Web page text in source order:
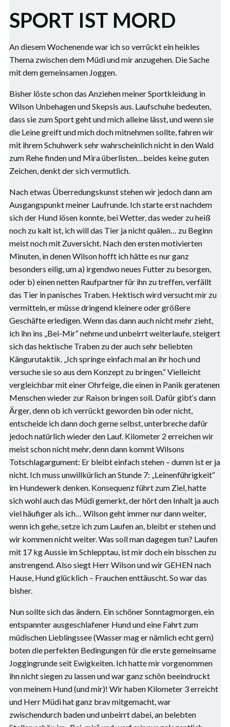
SPORT IST MORD
An diesem Wochenende war ich so verrückt ein heikles
Thema zwischen dem Müdi und mir anzugehen. Die Sache
mit dem gemeinsamen Joggen.
Bisher löste schon das Anziehen meiner Sportkleidung in
Wilson Unbehagen und Skepsis aus. Laufschuhe bedeuten,
dass sie zum Sport geht und mich alleine lässt, und wenn sie
die Leine greift und mich doch mitnehmen sollte, fahren wir
mit ihrem Schuhwerk sehr wahrscheinlich nicht in den Wald
zum Rehe finden und Mira überlisten…beides keine guten
Zeichen, denkt der sich vermutlich.
Nach etwas Überredungskunst stehen wir jedoch dann am
Ausgangspunkt meiner Laufrunde. Ich starte erst nachdem
sich der Hund lösen konnte, bei Wetter, das weder zu heiß
noch zu kalt ist, ich will das Tier ja nicht quälen… zu Beginn
meist noch mit Zuversicht. Nach den ersten motivierten
Minuten, in denen Wilson hofft ich hätte es nur ganz
besonders eilig, um a) irgendwo neues Futter zu besorgen,
oder b) einen netten Raufpartner für ihn zu treffen, verfällt
das Tier in panisches Traben. Hektisch wird versucht mir zu
vermitteln, er müsse dringend kleinere oder größere
Geschäfte erledigen. Wenn das dann auch nicht mehr zieht,
ich ihn ins „Bei-Mir“ nehme und unbeirrt weiterlaufe, steigert
sich das hektische Traben zu der auch sehr beliebten
Kängurutaktik. „Ich springe einfach mal an ihr hoch und
versuche sie so aus dem Konzept zu bringen.“ Vielleicht
vergleichbar mit einer Ohrfeige, die einen in Panik geratenen
Menschen wieder zur Raison bringen soll. Dafür gibt‘s dann
Ärger, denn ob ich verrückt geworden bin oder nicht,
entscheide ich dann doch gerne selbst, unterbreche dafür
jedoch natürlich wieder den Lauf. Kilometer 2 erreichen wir
meist schon nicht mehr, denn dann kommt Wilsons
Totschlagargument: Er bleibt einfach stehen – dumm ist er ja
nicht. Ich muss unwillkürlich an Stunde 7: „Leinenführigkeit“
im Hundewerk denken. Konsequenz führt zum Ziel, hatte
sich wohl auch das Müdi gemerkt, der hört den Inhalt ja auch
viel häufiger als ich… Wilson geht immer nur dann weiter,
wenn ich gehe, setze ich zum Laufen an, bleibt er stehen und
wir kommen nicht weiter. Was soll man dagegen tun? Laufen
mit 17 kg Aussie im Schlepptau, ist mir doch ein bisschen zu
anstrengend. Also siegt Herr Wilson und wir GEHEN nach
Hause, Hund glücklich – Frauchen enttäuscht. So war das
bisher.
Nun sollte sich das ändern. Ein schöner Sonntagmorgen, ein
entspannter ausgeschlafener Hund und eine Fahrt zum
müdischen Lieblingssee (Wasser mag er nämlich echt gern)
boten die perfekten Bedingungen für die erste gemeinsame
Joggingrunde seit Ewigkeiten. Ich hatte mir vorgenommen
ihn nicht siegen zu lassen und war ganz schön beeindruckt
von meinem Hund (und mir)! Wir haben Kilometer 3 erreicht
und Herr Müdi hat ganz brav mitgemacht, war
zwischendurch baden und unbeirrt dabei, an belebten